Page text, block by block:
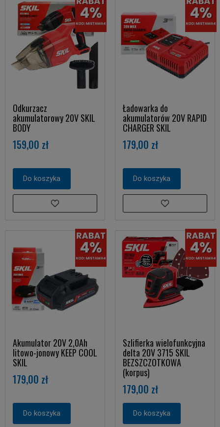
Odkurzacz
akumulatorowy 20V SKIL
BODY
159,00 zł
Do koszyka
Ładowarka do
akumulatorów 20V RAPID
CHARGER SKIL
179,00 zł
Do koszyka
Akumulator 20V 2,0Ah
litowo-jonowy KEEP COOL
SKIL
179,00 zł
Do koszyka
Szlifierka wielofunkcyjna
delta 20V 3715 SKIL
BEZSZCZOTKOWA
(korpus)
179,00 zł
Do koszyka